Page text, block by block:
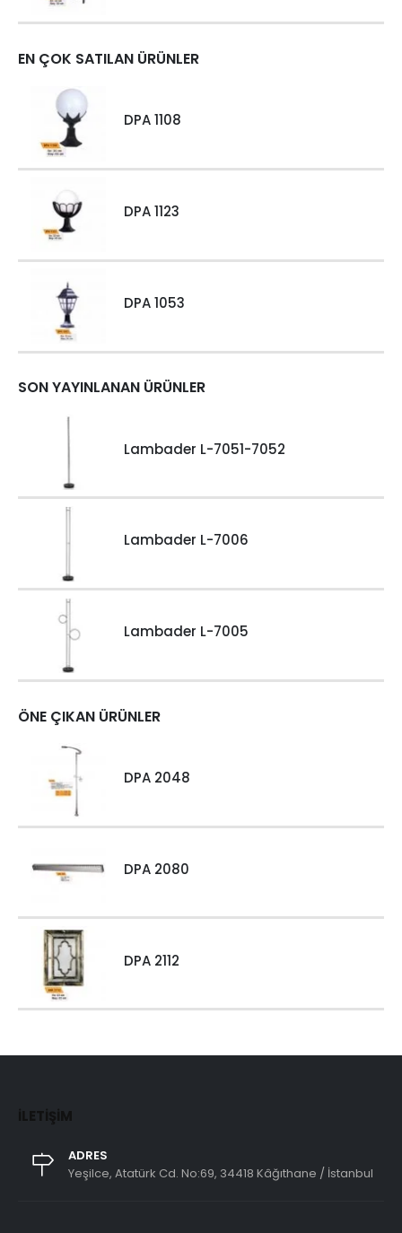
EN ÇOK SATILAN ÜRÜNLER
DPA 1108
DPA 1123
DPA 1053
SON YAYINLANAN ÜRÜNLER
Lambader L-7051-7052
Lambader L-7006
Lambader L-7005
ÖNE ÇIKAN ÜRÜNLER
DPA 2048
DPA 2080
DPA 2112
İLETIŞIM
ADRES
Yeşilce, Atatürk Cd. No:69, 34418 Kâğıthane / İstanbul